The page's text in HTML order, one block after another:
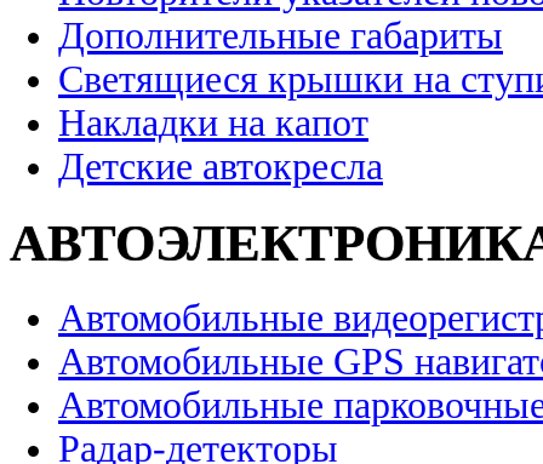
Дополнительные габариты
Светящиеся крышки на
Накладки на капот
Детские автокресла
Автомобильные
Автомобильные GPS
Автомобильные
Радар-детекторы